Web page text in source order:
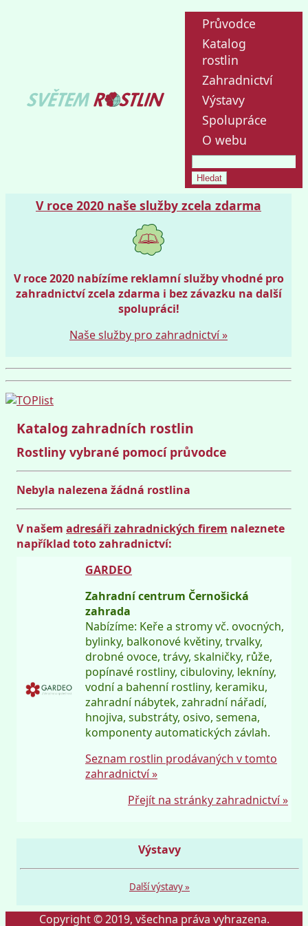
Průvodce
Katalog
rostlin
Zahradnictví
Výstavy
Spolupráce
O webu
V roce 2020 naše služby zcela zdarma
V roce 2020 nabízíme reklamní služby vhodné pro
zahradnictví zcela zdarma i bez závazku na další
spolupráci!
Naše služby pro zahradnictví »
Katalog zahradních rostlin
Rostliny vybrané pomocí průvodce
Nebyla nalezena žádná rostlina
V našem adresáři zahradnických firem naleznete
například toto zahradnictví:
GARDEO
Zahradní centrum Černošická
zahrada
Nabízíme: Keře a stromy vč. ovocných,
bylinky, balkonové květiny, trvalky,
drobné ovoce, trávy, skalničky, růže,
popínavé rostliny, cibuloviny, lekníny,
vodní a bahenní rostliny, keramiku,
zahradní nábytek, zahradní nářadí,
hnojiva, substráty, osivo, semena,
komponenty automatických závlah.
Seznam rostlin prodávaných v tomto
zahradnictví »
Přejít na stránky zahradnictví »
Výstavy
Další výstavy »
Copyright © 2019, všechna práva vyhrazena.